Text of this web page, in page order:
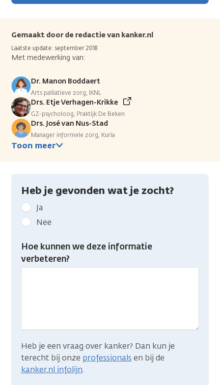
Gemaakt door de redactie van kanker.nl
Laatste update: september 2018
Met medewerking van:
Dr. Manon Boddaert
Arts palliatieve zorg, IKNL
Drs. Etje Verhagen-Krikke
GZ-psycholoog, Praktijk De Beken
Drs. José van Nus-Stad
Manager informele zorg, Kuria
Toon meer
Heb je gevonden wat je zocht?
Geef
kanker.nl
feedback:
Heb
gevonden
Ja
Nee
Hoe kunnen we deze informatie
verbeteren?
Heb je een vraag over kanker? Dan kun je
terecht bij onze professionals en bij de
kanker.nl infolijn.